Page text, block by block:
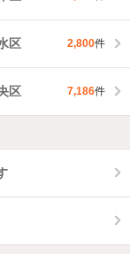
区 2,800件
区 7,186件